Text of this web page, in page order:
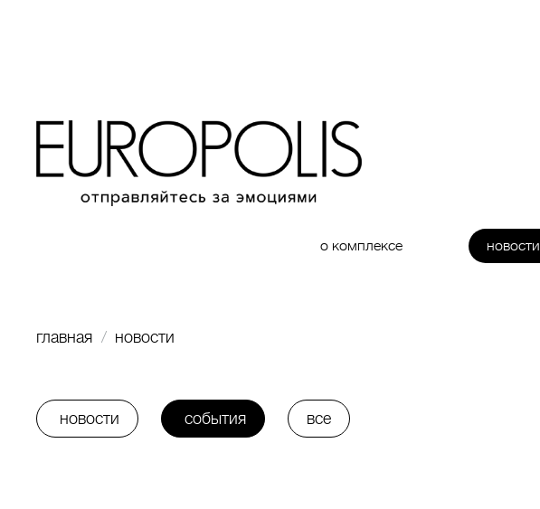
о комплексе новости
главная новости
новости события все